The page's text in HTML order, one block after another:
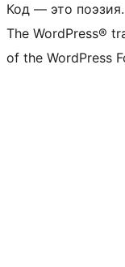
Код — это поэзия.
The WordPress®
of the WordPress